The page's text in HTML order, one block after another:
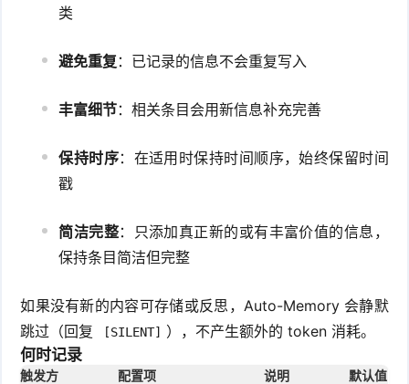
类
避免重复 ：已记录的信息不会重复写入
丰富细节：相关条目会用新信息补充完善
保持时序：在适用时保持时间顺序，始终保留时间
戳
简洁完整：只添加真正新的或有丰富价值的信息，
保持条目简洁但完整
如果没有新的内容可存储或反思，Auto-Memory 会静默
跳过（回复
[SILENT]
），不产生额外的 token 消耗。
何时记录
触发方
配置项 说明 默认值